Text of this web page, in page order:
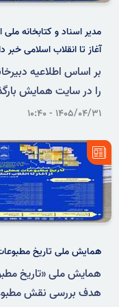
مدیر اسناد و کتابخانه
آغاز تا انقلاب اسلامی خبر
بر اساس اطلاعیه
را در سایت همایش
۱۴۰۵/۰۴/۳۱ - ۱۰:۴۰
همایش ملی تاریخ
همایش ملی «تاریخ
هدف بررسی نقش